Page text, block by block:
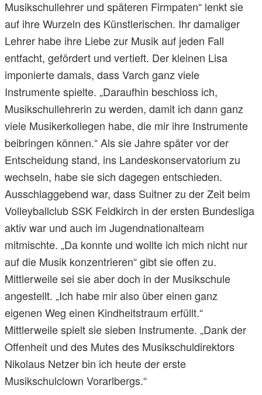
Musikschullehrer und späteren Firmpaten“ lenkt sie
auf ihre Wurzeln des Künstlerischen. Ihr damaliger
Lehrer habe ihre Liebe zur Musik auf jeden Fall
entfacht, gefördert und vertieft. Der kleinen Lisa
imponierte damals, dass Varch ganz viele
Instrumente spielte. „Daraufhin beschloss ich,
Musikschullehrerin zu werden, damit ich dann ganz
viele Musikerkollegen habe, die mir ihre Instrumente
beibringen können.“ Als sie Jahre später vor der
Entscheidung stand, ins Landeskonservatorium zu
wechseln, habe sie sich dagegen entschieden.
Ausschlaggebend war, dass Suitner zu der Zeit beim
Volleyballclub SSK Feldkirch in der ersten Bundesliga
aktiv war und auch im Jugendnationalteam
mitmischte. „Da konnte und wollte ich mich nicht nur
auf die Musik konzentrieren“ gibt sie offen zu.
Mittlerweile sei sie aber doch in der Musikschule
angestellt. „Ich habe mir also über einen ganz
eigenen Weg einen Kindheitstraum erfüllt.“
Mittlerweile spielt sie sieben Instrumente. „Dank der
Offenheit und des Mutes des Musikschuldirektors
Nikolaus Netzer bin ich heute der erste
Musikschulclown Vorarlbergs.“